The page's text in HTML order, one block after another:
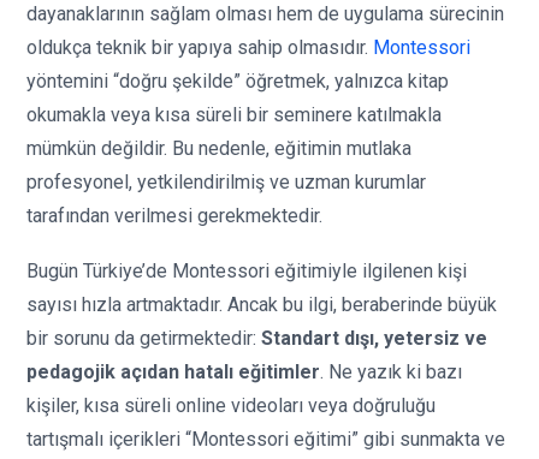
dayanaklarının sağlam olması hem de uygulama sürecinin
oldukça teknik bir yapıya sahip olmasıdır. Montessori
yöntemini “doğru şekilde” öğretmek, yalnızca kitap
okumakla veya kısa süreli bir seminere katılmakla
mümkün değildir. Bu nedenle, eğitimin mutlaka
profesyonel, yetkilendirilmiş ve uzman kurumlar
tarafından verilmesi gerekmektedir.
Bugün Türkiye’de Montessori eğitimiyle ilgilenen kişi
sayısı hızla artmaktadır. Ancak bu ilgi, beraberinde büyük
bir sorunu da getirmektedir: Standart dışı, yetersiz ve
pedagojik açıdan hatalı eğitimler. Ne yazık ki bazı
kişiler, kısa süreli online videoları veya doğruluğu
tartışmalı içerikleri “Montessori eğitimi” gibi sunmakta ve